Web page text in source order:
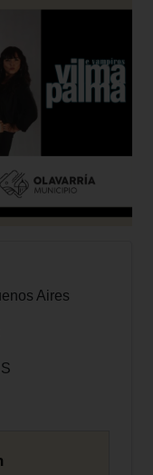
Aires